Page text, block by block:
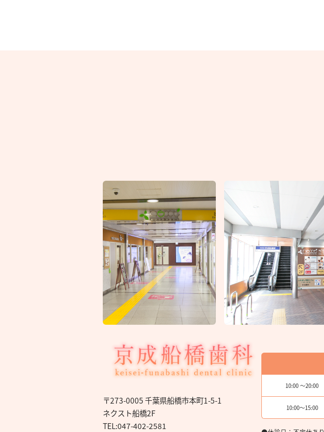
〒273-0005 千葉県船橋市本町1-5-1
ネクスト船橋2F
TEL:047-402-2581
10:00 〜20:00
10:00〜15:00